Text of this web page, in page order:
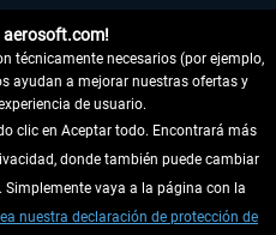
aerosoft.com!
técnicamente necesarios (por ejemplo,
ayudan a mejorar nuestras ofertas y
de usuario.
clic en Aceptar todo. Encontrará más
donde también puede cambiar
vaya a la página con la
nuestra declaración de protección de